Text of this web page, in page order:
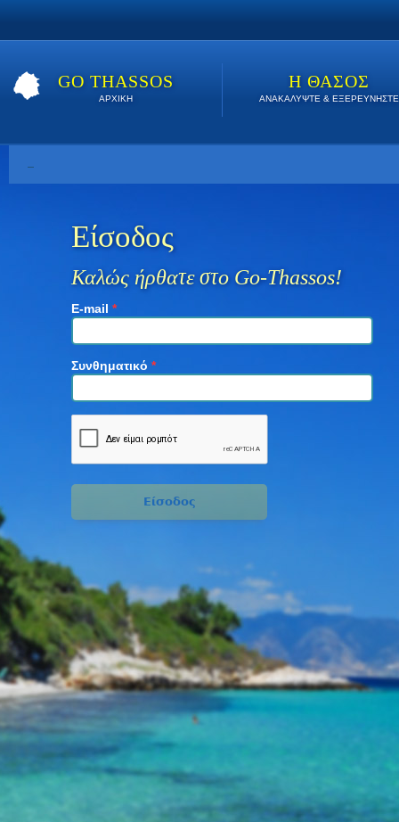
GO THASSOS
ΑΡΧΙΚΗ
Η ΘΑΣΟΣ
ΑΝΑΚΑΛΥΨΤΕ & ΕΞΕΡΕΥΝΗΣΤΕ
Βρείτε εδώ τις καλύτερες προσφορές όλο το καλοκαίρι.
Είσοδος
Καλώς ήρθατε στο Go-Thassos!
E-mail *
Συνθηματικό *